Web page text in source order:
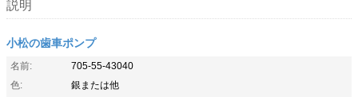
説明
小松の歯車ポンプ
名前:
705-55-43040
色:
銀または他